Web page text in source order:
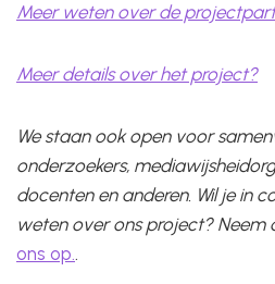
Meer weten over de
Meer details over het project?
We staan ook open voor
onderzoekers,
docenten en anderen. Wil je in
weten over ons project? Neem
ons op..